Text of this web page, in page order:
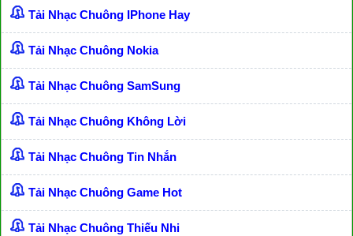
Tải Nhạc Chuông IPhone Hay
Tải Nhạc Chuông Nokia
Tải Nhạc Chuông SamSung
Tải Nhạc Chuông Không Lời
Tải Nhạc Chuông Tin Nhắn
Tải Nhạc Chuông Game Hot
Tải Nhạc Chuông Thiếu Nhi